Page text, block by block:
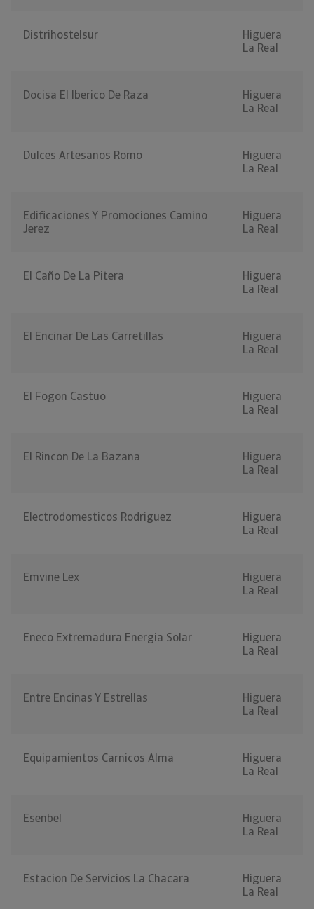
Distrihostelsur
Higuera
La Real
Docisa El Iberico De Raza
Higuera
La Real
Dulces Artesanos Romo
Higuera
La Real
Edificaciones Y Promociones Camino
Jerez
Higuera
La Real
El Caño De La Pitera
Higuera
La Real
El Encinar De Las Carretillas
Higuera
La Real
El Fogon Castuo
Higuera
La Real
El Rincon De La Bazana
Higuera
La Real
Electrodomesticos Rodriguez
Higuera
La Real
Emvine Lex
Higuera
La Real
Eneco Extremadura Energia Solar
Higuera
La Real
Entre Encinas Y Estrellas
Higuera
La Real
Equipamientos Carnicos Alma
Higuera
La Real
Esenbel
Higuera
La Real
Estacion De Servicios La Chacara
Higuera
La Real